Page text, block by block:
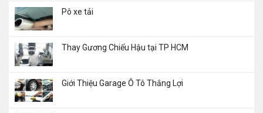
Pô xe tải
Thay Gương Chiếu Hậu tại TP HCM
Giới Thiệu Garage Ô Tô Thắng Lợi